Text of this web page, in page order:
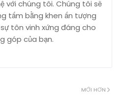
với chúng tôi. Chúng tôi sẽ
tấm bằng khen ấn tượng
tôn vinh xứng đáng cho
góp của bạn.
MỚI HƠN